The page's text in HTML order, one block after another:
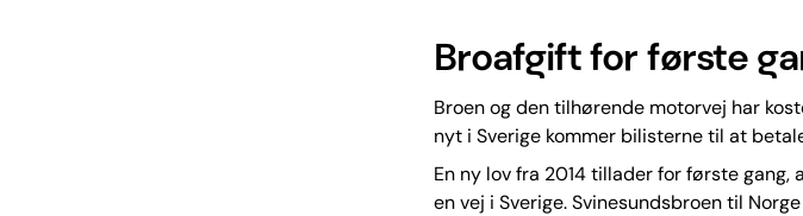
Broafgift for første
Broen og den tilhørende motorvej har
nyt i Sverige kommer bilisterne til at
En ny lov fra 2014 tillader for første
en vej i Sverige. Svinesundsbroen til